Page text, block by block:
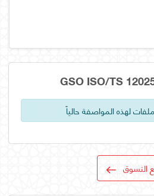
لهذه المواصفة حالياً
التسوق